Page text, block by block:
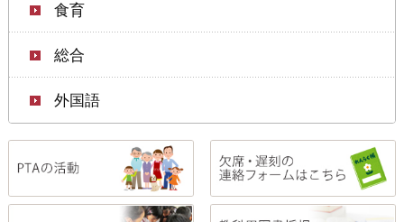
食育
総合
外国語